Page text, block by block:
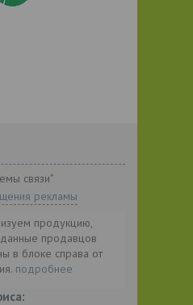
связи"
рекламы
продукцию,
данные продавцов
в блоке справа от
подробнее